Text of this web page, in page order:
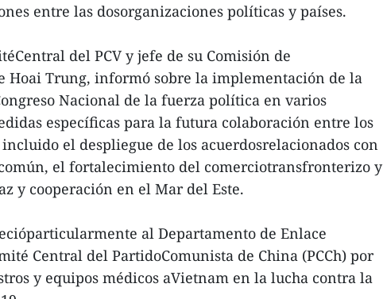
entre las dosorganizaciones políticas y países.
del PCV y jefe de su Comisión de
Hoai Trung, informó sobre la implementación de la
Nacional de la fuerza política en varios
específicas para la futura colaboración entre los
el despliegue de los acuerdosrelacionados con
el fortalecimiento del comerciotransfronterizo y
y cooperación en el Mar del Este.
al Departamento de Enlace
Central del PartidoComunista de China (PCCh) por
y equipos médicos aVietnam en la lucha contra la